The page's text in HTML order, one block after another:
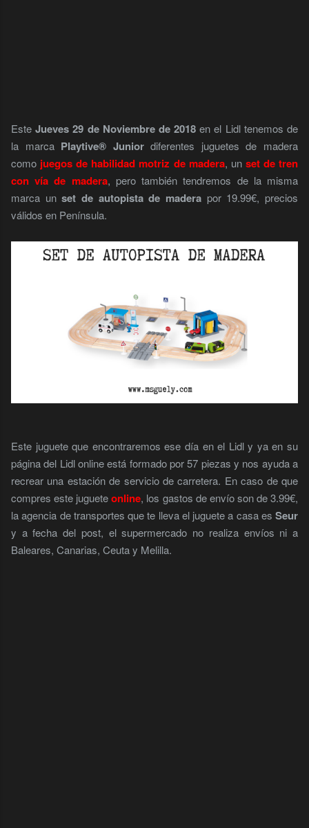
EsteJueves 29 de Noviembre de 2018 en el Lidl tenemos de
la marca Playtive® Juniordiferentes juguetes de madera
como juegos de habilidad motriz de madera, un set de tren
con vía de madera, pero también tendremos de la misma
marca unset de autopista de madera por 19.99€, precios
válidos en Península.
Este juguete que encontraremos ese día en el Lidl y ya en su
página del Lidl online está formado por 57 piezas y nos ayuda a
recrear una estación de servicio de carretera. En caso de que
compres este jugueteonline, los gastos de envío son de 3.99€,
la agencia de transportes que te lleva el juguete a casa es Seur
y a fecha del post, el supermercado no realiza envíos ni a
Baleares, Canarias, Ceuta y Melilla.